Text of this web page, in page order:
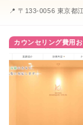
📍 〒133-0056 東京都
カウンセリング費用